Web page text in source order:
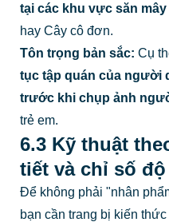
tại các khu vực săn mây
hay Cây cô đơn.
Tôn trọng bản sắc: Cụ
tục tập quán của người
trước khi chụp ảnh
trẻ em.
6.3 Kỹ thuật
tiết và chỉ số độ
Để không phải "nhân
bạn cần trang bị kiến